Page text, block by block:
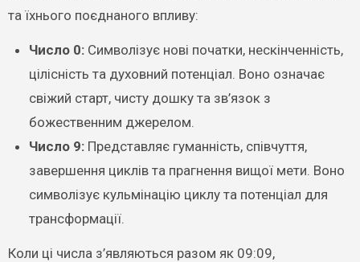
та їхнього поєднаного впливу:
Число 0:Символізує нові початки, нескінченність,
цілісність та духовний потенціал. Воно означає
свіжий старт, чисту дошку та зв’язок з
божественним джерелом.
Число 9:Представляє гуманність, співчуття,
завершення циклів та прагнення вищої мети. Воно
символізує кульмінацію циклу та потенціал для
трансформації.
Коли ці числа з’являються разом як 09:09,